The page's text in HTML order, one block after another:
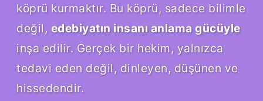
köprü kurmaktır. Bu köprü, sadece bilimle
değil, edebiyatın insanı anlama gücüyle
inşa edilir. Gerçek bir hekim, yalnızca
tedavi eden değil, dinleyen, düşünen ve
hissedendir.